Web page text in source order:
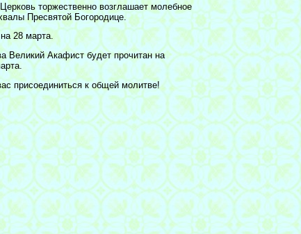
торжественно возглашает молебное
Пресвятой Богородице.
28 марта.
Великий Акафист будет прочитан на
присоединиться к общей молитве!